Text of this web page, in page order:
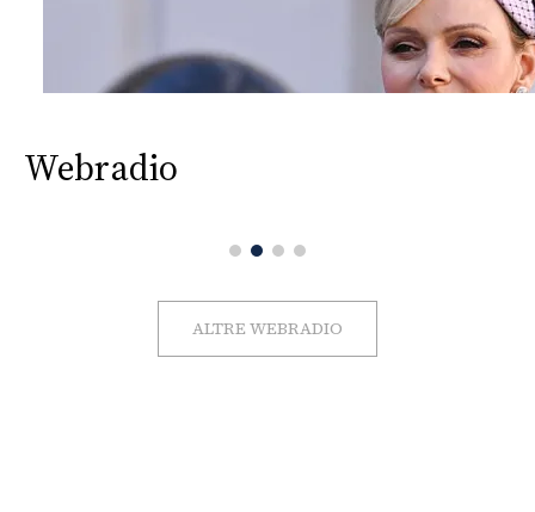
Webradio
ALTRE WEBRADIO